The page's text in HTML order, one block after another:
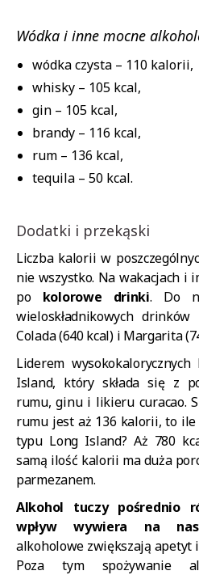
Wódka i inne mocne
wódka czysta – 110 kalorii,
whisky – 105 kcal,
gin – 105 kcal,
brandy – 116 kcal,
rum – 136 kcal,
tequila – 50 kcal.
Dodatki i przekąski
Liczba kalorii w
nie wszystko. Na wakacjach i
po kolorowe drinki. Do
wieloskładnikowych
Colada (640 kcal) i Margarita
Liderem
Island, który składa się z
rumu, ginu i likieru curacao.
rumu jest aż 136 kalorii, to
typu Long Island? Aż 780
samą ilość kalorii ma duża
parmezanem.
Alkohol tuczy pośrednio
wpływ wywiera na
alkoholowe zwiększają apetyt i
Poza tym spożywanie